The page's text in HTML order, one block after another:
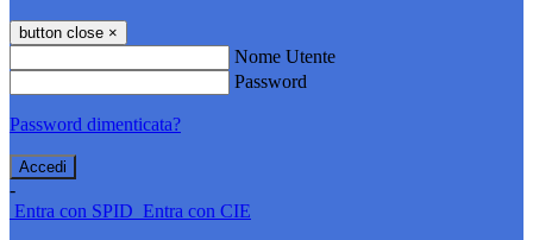
button close ×
Nome Utente
Password
Password dimenticata?
-
Entra con SPID Entra con CIE